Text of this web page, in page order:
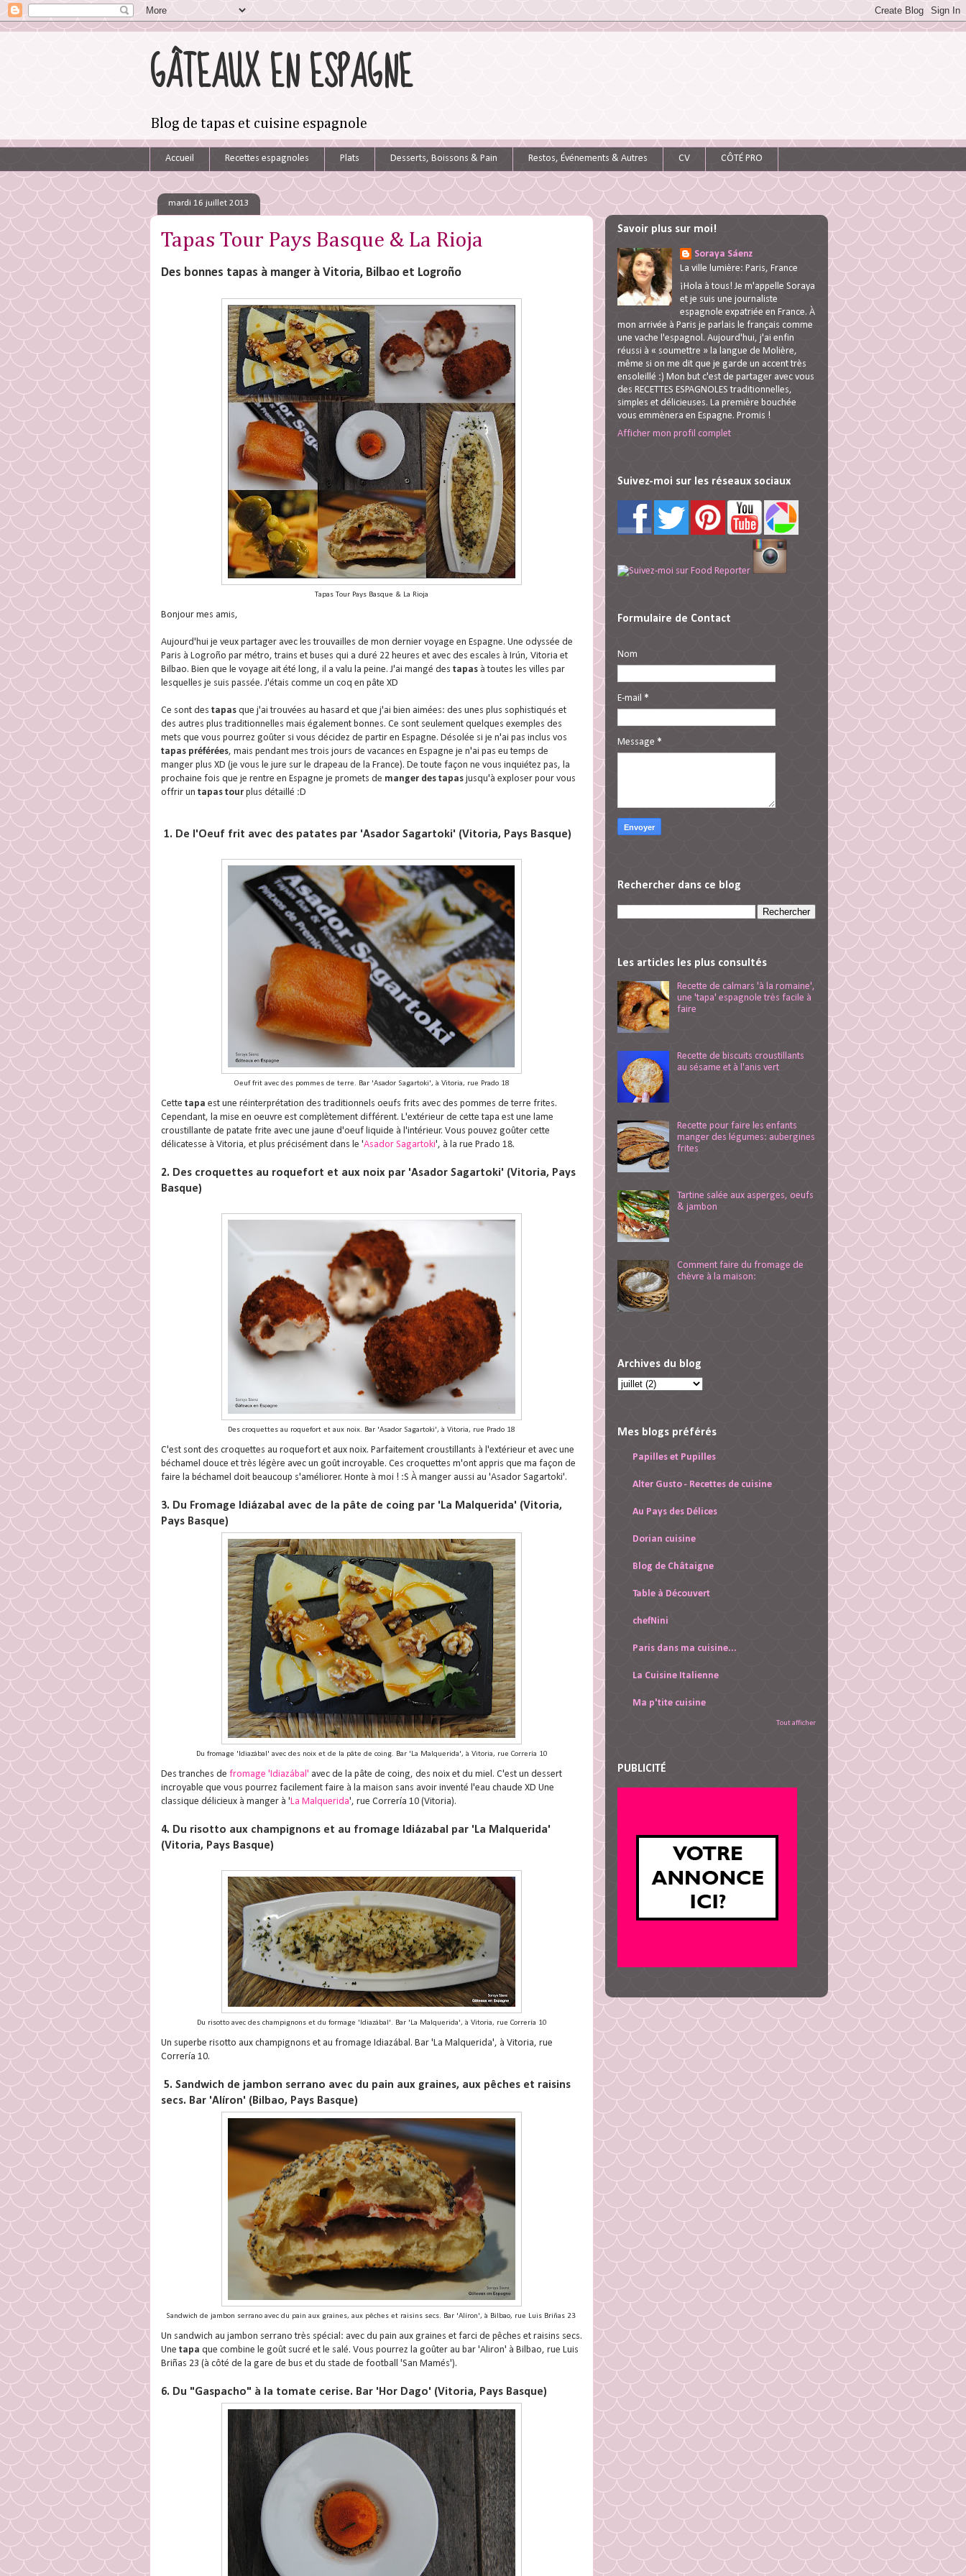
GÂTEAUX EN ESPAGNE
Blog de tapas et cuisine espagnole
Accueil Recettes espagnoles Plats Desserts, Boissons & Pain Restos, Événements & Autres CV CÔTÉ PRO
mardi 16 juillet 2013
Tapas Tour Pays Basque & La Rioja
Des bonnes tapas à manger à Vitoria, Bilbao et Logroño
Tapas Tour Pays Basque & La Rioja
Bonjour mes amis,
Aujourd'hui je veux partager avec les trouvailles de mon dernier voyage en Espagne. Une odyssée de
Paris à Logroño par métro, trains et buses qui a duré 22 heures et avec des escales à Irún, Vitoria et
Bilbao. Bien que le voyage ait été long, il a valu la peine. J'ai mangé des tapas à toutes les villes par
lesquelles je suis passée. J'étais comme un coq en pâte XD
Ce sont des tapas que j'ai trouvées au hasard et que j'ai bien aimées: des unes plus sophistiqués et
des autres plus traditionnelles mais également bonnes. Ce sont seulement quelques exemples des
mets que vous pourrez goûter si vous décidez de partir en Espagne. Désolée si je n'ai pas inclus vos
tapas préférées, mais pendant mes trois jours de vacances en Espagne je n'ai pas eu temps de
manger plus XD (je vous le jure sur le drapeau de la France). De toute façon ne vous inquiétez pas, la
prochaine fois que je rentre en Espagne je promets de manger des tapas jusqu'à exploser pour vous
offrir un tapas tour plus détaillé :D
1. De l'Oeuf frit avec des patates par 'Asador Sagartoki' (Vitoria, Pays Basque)
Oeuf frit avec des pommes de terre. Bar 'Asador Sagartoki', à Vitoria, rue Prado 18
Cette tapa est une réinterprétation des traditionnels oeufs frits avec des pommes de terre frites.
Cependant, la mise en oeuvre est complètement différent. L'extérieur de cette tapa est une lame
croustillante de patate frite avec une jaune d'oeuf liquide à l'intérieur. Vous pouvez goûter cette
délicatesse à Vitoria, et plus précisément dans le 'Asador Sagartoki', à la rue Prado 18.
2. Des croquettes au roquefort et aux noix par 'Asador Sagartoki' (Vitoria, Pays
Basque)
Des croquettes au roquefort et aux noix. Bar 'Asador Sagartoki', à Vitoria, rue Prado 18
C'est sont des croquettes au roquefort et aux noix. Parfaitement croustillants à l'extérieur et avec une
béchamel douce et très légère avec un goût incroyable. Ces croquettes m'ont appris que ma façon de
faire la béchamel doit beaucoup s'améliorer. Honte à moi ! :S À manger aussi au 'Asador Sagartoki'.
3. Du Fromage Idiázabal avec de la pâte de coing par 'La Malquerida' (Vitoria,
Pays Basque)
Du fromage 'Idiazábal' avec des noix et de la pâte de coing. Bar 'La Malquerida', à Vitoria, rue Correría 10
Des tranches de fromage 'Idiazábal' avec de la pâte de coing, des noix et du miel. C'est un dessert
incroyable que vous pourrez facilement faire à la maison sans avoir inventé l'eau chaude XD Une
classique délicieux à manger à ' La Malquerida', rue Correría 10 (Vitoria).
4. Du risotto aux champignons et au fromage Idiázabal par 'La Malquerida'
(Vitoria, Pays Basque)
Du risotto avec des champignons et du formage 'Idiazábal'. Bar 'La Malquerida', à Vitoria, rue Correría 10
Un superbe risotto aux champignons et au fromage Idiazábal. Bar 'La Malquerida', à Vitoria, rue
Correría 10.
5. Sandwich de jambon serrano avec du pain aux graines, aux pêches et raisins
secs. Bar 'Alíron' (Bilbao, Pays Basque)
Sandwich de jambon serrano avec du pain aux graines, aux pêches et raisins secs. Bar 'Alíron', à Bilbao, rue Luis Briñas 23
Un sandwich au jambon serrano très spécial: avec du pain aux graines et farci de pêches et raisins secs.
Une tapa que combine le goût sucré et le salé. Vous pourrez la goûter au bar 'Aliron' à Bilbao, rue Luis
Briñas 23 (à côté de la gare de bus et du stade de football 'San Mamés').
6. Du "Gaspacho" à la tomate cerise. Bar 'Hor Dago' (Vitoria, Pays Basque)
Savoir plus sur moi!
Soraya Sáenz
La ville lumière: Paris, France
¡Hola à tous! Je m'appelle Soraya
et je suis une journaliste
espagnole expatriée en France. À
mon arrivée à Paris je parlais le français comme
une vache l'espagnol. Aujourd'hui, j'ai enfin
réussi à « soumettre » la langue de Molière,
même si on me dit que je garde un accent très
ensoleillé :) Mon but c'est de partager avec vous
des RECETTES ESPAGNOLES traditionnelles,
simples et délicieuses. La première bouchée
vous emmènera en Espagne. Promis !
Afficher mon profil complet
Suivez-moi sur les réseaux sociaux
Formulaire de Contact
Nom
E-mail *
Message *
Rechercher dans ce blog
Les articles les plus consultés
Recette de calmars 'à la romaine',
une 'tapa' espagnole très facile à
faire
Recette de biscuits croustillants
au sésame et à l'anis vert
Recette pour faire les enfants
manger des légumes: aubergines
frites
Tartine salée aux asperges, oeufs
& jambon
Comment faire du fromage de
chèvre à la maison:
Archives du blog
Mes blogs préférés
Papilles et Pupilles
Alter Gusto - Recettes de cuisine
Au Pays des Délices
Dorian cuisine
Blog de Châtaigne
Table à Découvert
chefNini
Paris dans ma cuisine...
La Cuisine Italienne
Ma p'tite cuisine
Tout afficher
PUBLICITÉ